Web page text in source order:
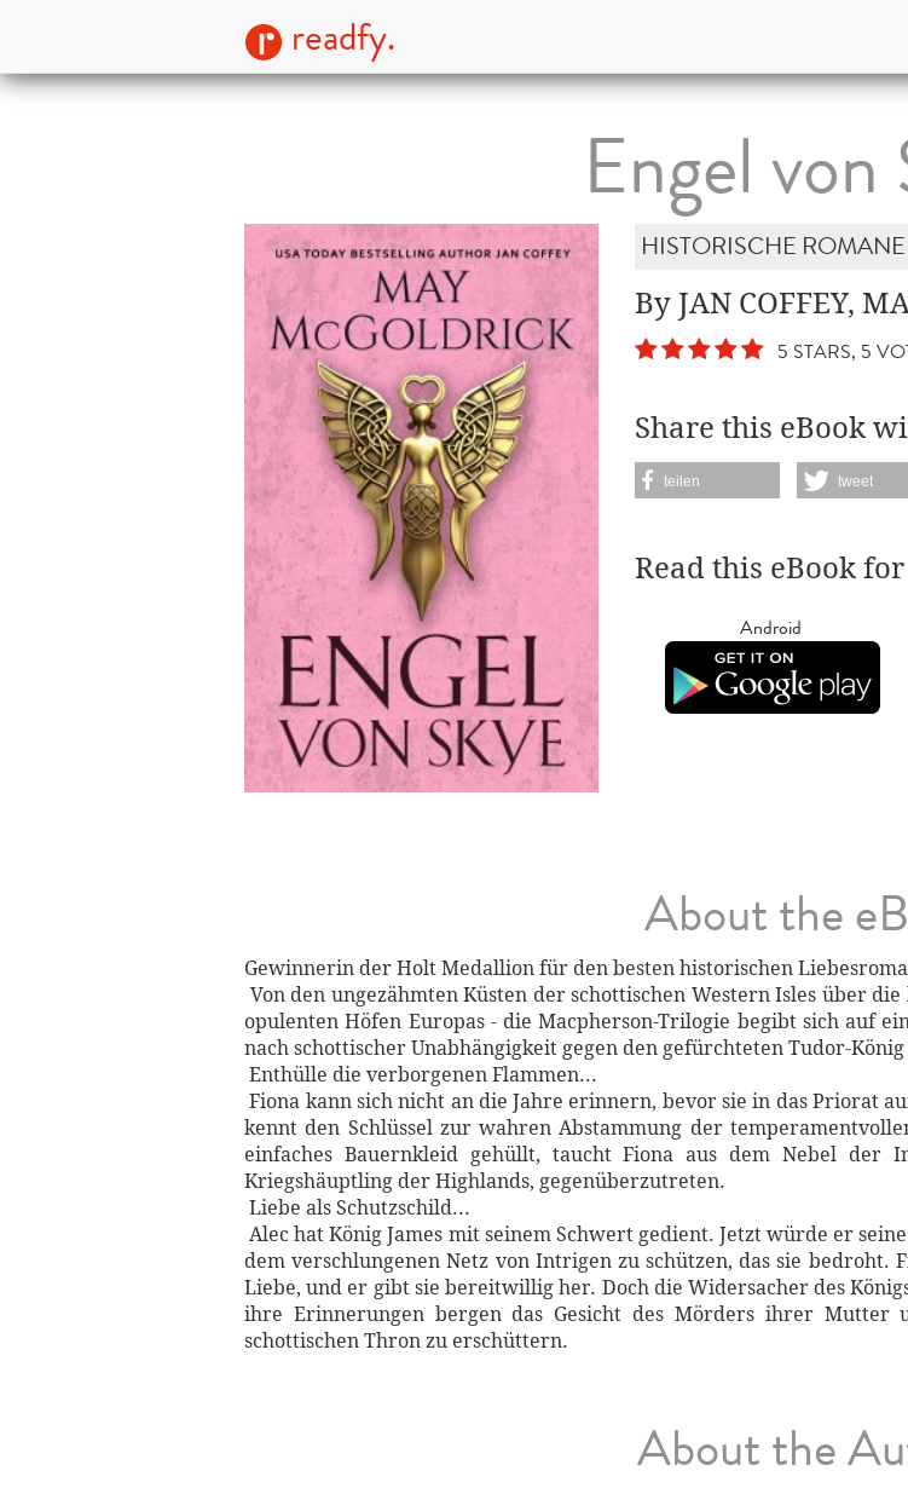
readfy.
Engel von
HISTORISCHE ROMANE
By JAN COFFEY,
5 STARS, 5
Share this eBook
teilen tweet
Read this eBook
Android
About the
Gewinnerin der Holt Medallion für den besten historischen
Von den ungezähmten Küsten der schottischen Western Isles über
opulenten Höfen Europas - die Macpherson-Trilogie begibt sich auf
nach schottischer Unabhängigkeit gegen den gefürchteten Tudor-
Enthülle die verborgenen Flammen...
Fiona kann sich nicht an die Jahre erinnern, bevor sie in das Priorat
kennt den Schlüssel zur wahren Abstammung der
einfaches Bauernkleid gehüllt, taucht Fiona aus dem Nebel der
Kriegshäuptling der Highlands, gegenüberzutreten.
Liebe als Schutzschild...
Alec hat König James mit seinem Schwert gedient. Jetzt würde er
dem verschlungenen Netz von Intrigen zu schützen, das sie bedroht.
Liebe, und er gibt sie bereitwillig her. Doch die Widersacher des
ihre Erinnerungen bergen das Gesicht des Mörders ihrer Mutter
schottischen Thron zu erschüttern.
About the